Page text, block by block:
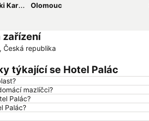
Olomouc
zařízení
Česká republika
týkající se Hotel Palác
mazlíčci?
Palác?
Palác?